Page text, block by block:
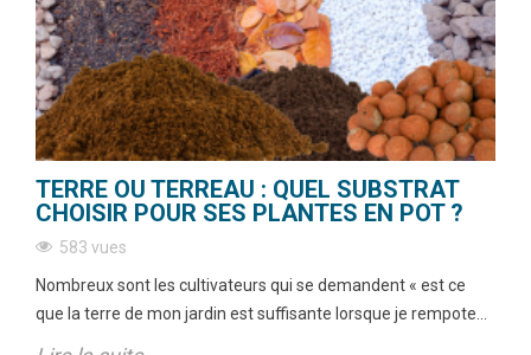
TERRE OU TERREAU : QUEL SUBSTRAT
CHOISIR POUR SES PLANTES EN POT ?
583 vues
Nombreux sont les cultivateurs qui se demandent « est ce
que la terre de mon jardin est suffisante lorsque je rempote...